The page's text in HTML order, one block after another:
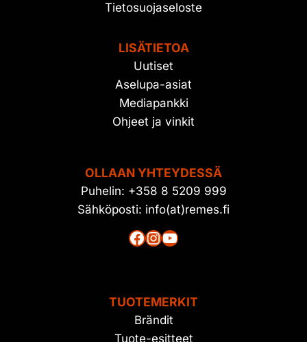
Tietosuojaseloste
LISÄTIETOA
Uutiset
Aselupa-asiat
Mediapankki
Ohjeet ja vinkit
OLLAAN YHTEYDESSÄ
Puhelin: +358 8 5209 999
Sähköposti: info(at)remes.fi
Facebook
Instagram
YouTube
TUOTEMERKIT
Brändit
Tuote-esitteet